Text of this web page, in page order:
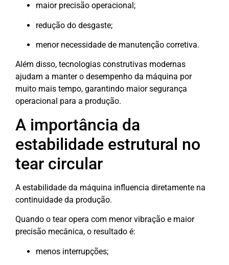
maior precisão operacional;
redução do desgaste;
menor necessidade de manutenção corretiva.
Além disso, tecnologias construtivas modernas
ajudam a manter o desempenho da máquina por
muito mais tempo, garantindo maior segurança
operacional para a produção.
A importância da
estabilidade estrutural no
tear circular
A estabilidade da máquina influencia diretamente na
continuidade da produção.
Quando o tear opera com menor vibração e maior
precisão mecânica, o resultado é:
menos interrupções;